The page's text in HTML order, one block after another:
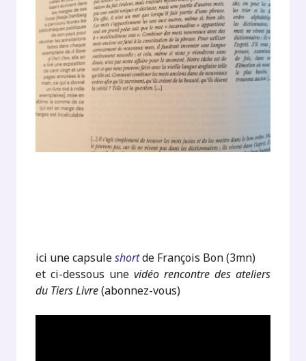
ici une capsuleshortde François Bon (3mn)
et ci-dessous une vidéo rencontre des ateliers
du Tiers Livre(abonnez-vous)